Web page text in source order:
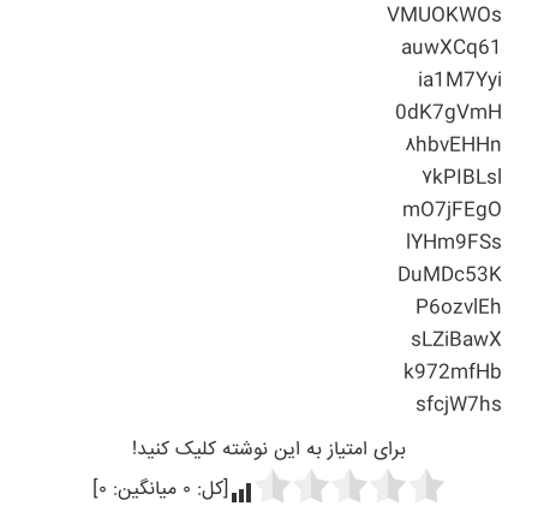
VMUOKWOs
auwXCq61
ia1M7Yyi
0dK7gVmH
۸hbvEHHn
۷kPIBLsl
mO7jFEgO
lYHm9FSs
DuMDc53K
P6ozvlEh
sLZiBawX
k972mfHb
sfcjW7hs
برای امتیاز به این نوشته کلیک کنید!
[کل: ۰ میانگین: ۰]